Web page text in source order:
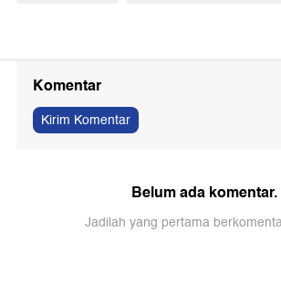
Komentar
Kirim Komentar
Belum ada komentar.
Jadilah yang pertama